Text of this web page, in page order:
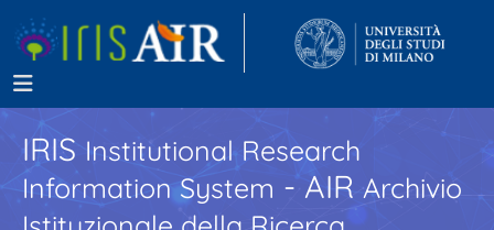
IRISInstitutional Research
Information System - AIR Archivio